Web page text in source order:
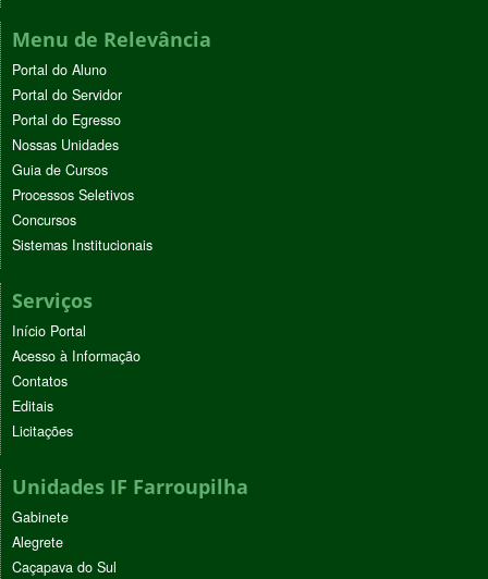
Menu de Relevância
Portal do Aluno
Portal do Servidor
Portal do Egresso
Nossas Unidades
Guia de Cursos
Processos Seletivos
Concursos
Sistemas Institucionais
Serviços
Início Portal
Acesso à Informação
Contatos
Editais
Licitações
Unidades IF Farroupilha
Gabinete
Alegrete
Caçapava do Sul